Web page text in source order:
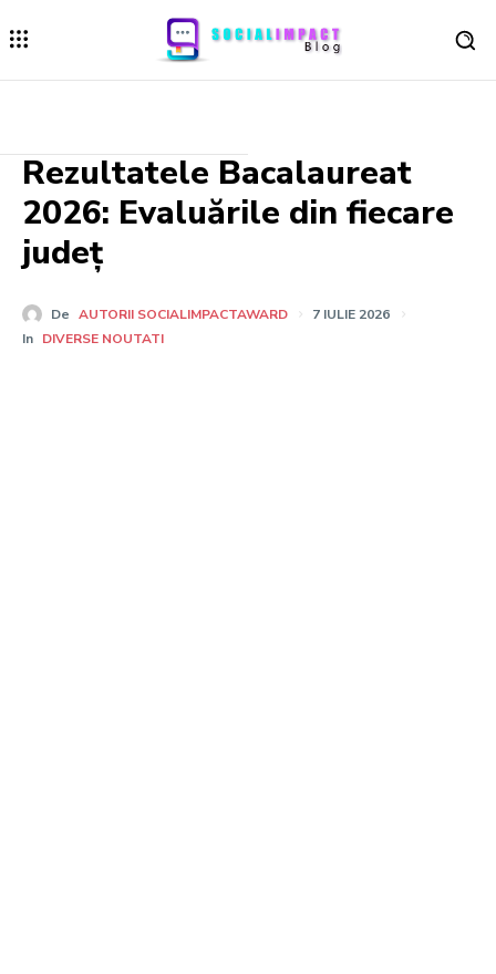
Rezultatele Bacalaureat
2026: Evaluările din fiecare
județ
De AUTORII SOCIALIMPACTAWARD
7 IULIE 2026
In DIVERSE NOUTATI